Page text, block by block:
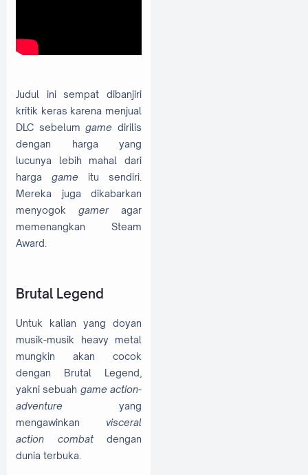
Judul ini sempat dibanjiri
kritik keras karena menjual
DLC sebelumgame dirilis
dengan harga yang
lucunya lebih mahal dari
harga game itu sendiri.
Mereka juga dikabarkan
menyogok gameragar
memenangkan Steam
Award.
Brutal Legend
Untuk kalian yang doyan
musik-musik heavy metal
mungkin akan cocok
dengan Brutal Legend,
yakni sebuah game action-
adventure yang
mengawinkan visceral
action combatdengan
dunia terbuka.